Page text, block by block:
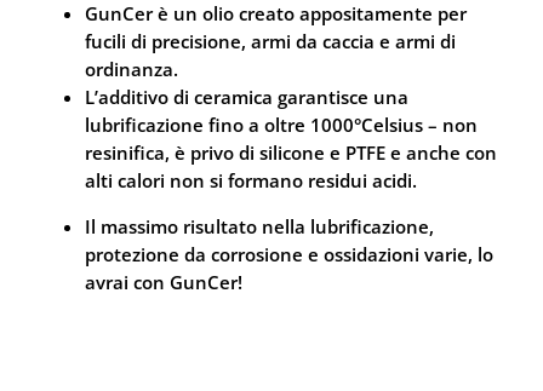
GunCer è un olio creato appositamente per
fucili di precisione, armi da caccia e armi di
ordinanza.
L’additivo di ceramica garantisce una
lubrificazione fino a oltre 1000°Celsius – non
resinifica, è privo di silicone e PTFE e anche con
alti calori non si formano residui acidi.
Il massimo risultato nella lubrificazione,
protezione da corrosione e ossidazioni varie, lo
avrai con GunCer!